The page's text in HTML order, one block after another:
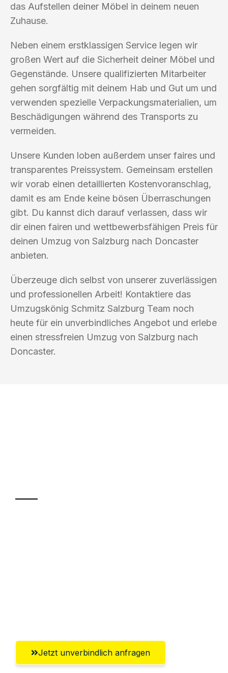
das Aufstellen deiner Möbel in deinem neuen
Zuhause.
Neben einem erstklassigen Service legen wir
großen Wert auf die Sicherheit deiner Möbel und
Gegenstände. Unsere qualifizierten Mitarbeiter
gehen sorgfältig mit deinem Hab und Gut um und
verwenden spezielle Verpackungsmaterialien, um
Beschädigungen während des Transports zu
vermeiden.
Unsere Kunden loben außerdem unser faires und
transparentes Preissystem. Gemeinsam erstellen
wir vorab einen detaillierten Kostenvoranschlag,
damit es am Ende keine bösen Überraschungen
gibt. Du kannst dich darauf verlassen, dass wir
dir einen fairen und wettbewerbsfähigen Preis für
deinen Umzug von Salzburg nach Doncaster
anbieten.
Überzeuge dich selbst von unserer zuverlässigen
und professionellen Arbeit! Kontaktiere das
Umzugskönig Schmitz Salzburg Team noch
heute für ein unverbindliches Angebot und erlebe
einen stressfreien Umzug von Salzburg nach
Doncaster.
Jetzt unverbindlich anfragen